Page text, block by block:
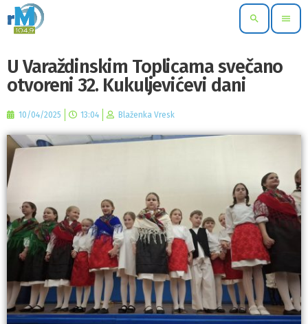
search menu
U Varaždinskim Toplicama svečano
otvoreni 32. Kukuljevićevi dani
10/04/2025 13:04 Blaženka Vresk